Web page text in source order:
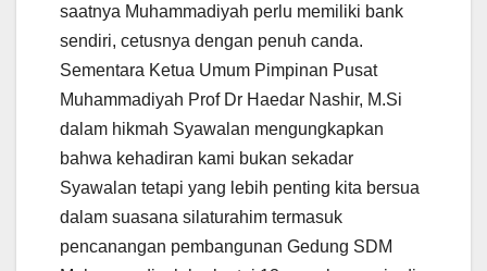
saatnya Muhammadiyah perlu memiliki bank
sendiri, cetusnya dengan penuh canda.
Sementara Ketua Umum Pimpinan Pusat
Muhammadiyah Prof Dr Haedar Nashir, M.Si
dalam hikmah Syawalan mengungkapkan
bahwa kehadiran kami bukan sekadar
Syawalan tetapi yang lebih penting kita bersua
dalam suasana silaturahim termasuk
pencanangan pembangunan Gedung SDM